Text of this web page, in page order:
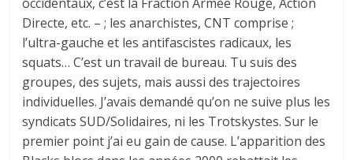
Directe, etc. – ; les anarchistes, CNT comprise ;
l’ultra-gauche et les antifascistes radicaux, les
squats… C’est un travail de bureau. Tu suis des
groupes, des sujets, mais aussi des trajectoires
individuelles. J’avais demandé qu’on ne suive plus les
syndicats SUD/Solidaires, ni les Trotskystes. Sur le
premier point j’ai eu gain de cause. L’apparition des